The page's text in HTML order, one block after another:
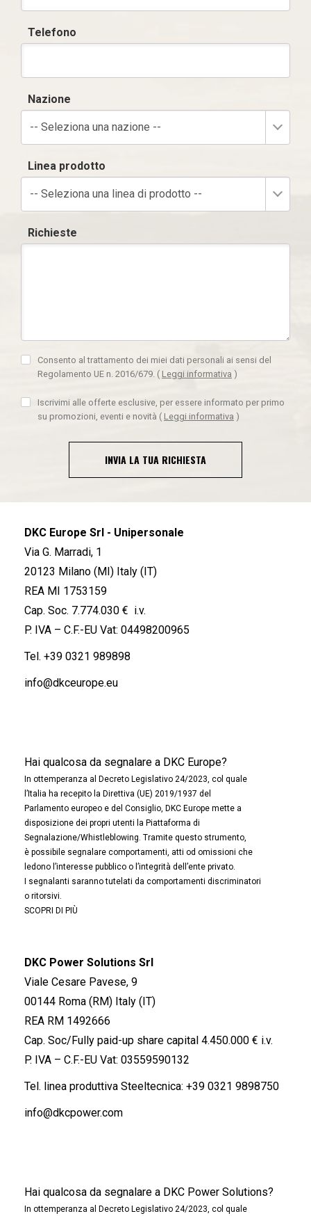
Telefono
Nazione
-- Seleziona una nazione --
Linea prodotto
-- Seleziona una linea di prodotto --
Richieste
Consento al trattamento dei miei dati personali ai sensi del
Regolamento UE n. 2016/679. ( Leggi informativa )
Iscrivimi alle offerte esclusive, per essere informato per primo
su promozioni, eventi e novità ( Leggi informativa )
INVIA LA TUA RICHIESTA
DKC Europe Srl - Unipersonale
Via G. Marradi, 1
20123 Milano (MI) Italy (IT)
REA MI 1753159
Cap. Soc. 7.774.030 € i.v.
P. IVA – C.F.-EU Vat: 04498200965
Tel. +39 0321 989898
info@dkceurope.eu
Hai qualcosa da segnalare a DKC Europe?
In ottemperanza al Decreto Legislativo 24/2023, col quale
l’Italia ha recepito la Direttiva (UE) 2019/1937 del
Parlamento europeo e del Consiglio, DKC Europe mette a
disposizione dei propri utenti la Piattaforma di
Segnalazione/Whistleblowing. Tramite questo strumento,
è possibile segnalare comportamenti, atti od omissioni che
ledono l’interesse pubblico o l’integrità dell’ente privato.
I segnalanti saranno tutelati da comportamenti discriminatori
o ritorsivi.
SCOPRI DI PIÙ
DKC Power Solutions Srl
Viale Cesare Pavese, 9
00144 Roma (RM) Italy (IT)
REA RM 1492666
Cap. Soc/Fully paid-up share capital 4.450.000 € i.v.
P. IVA – C.F.-EU Vat: 03559590132
Tel. linea produttiva Steeltecnica: +39 0321 9898750
info@dkcpower.com
Hai qualcosa da segnalare a DKC Power Solutions?
In ottemperanza al Decreto Legislativo 24/2023, col quale